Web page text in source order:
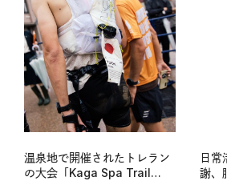
温泉地で開催されたトレラン
の大会「Kaga Spa Trail
日常
謝、